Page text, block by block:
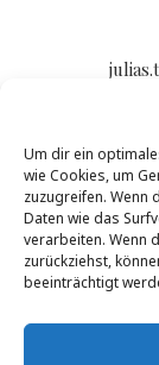
Um dir ein
wie Cookies, um
zuzugreifen. Wenn
Daten wie das
verarbeiten. Wenn
zurückziehst,
beeinträchtigt